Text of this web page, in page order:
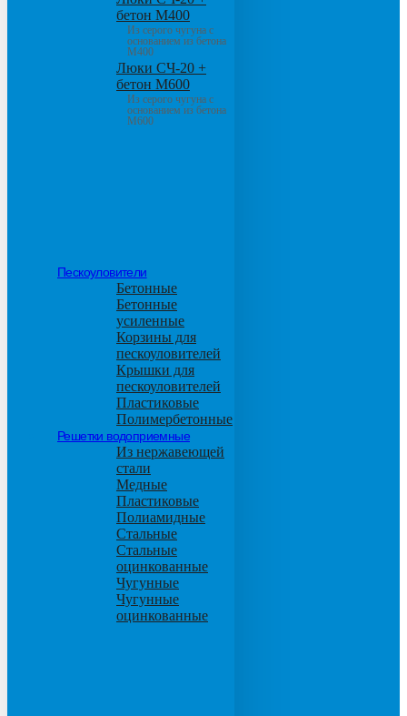
бетон М400
Из серого чугуна с
основанием из бетона
М400
Люки СЧ-20 +
бетон М600
Из серого чугуна с
основанием из бетона
М600
Пескоуловители
Бетонные
Бетонные
усиленные
Корзины для
пескоуловителей
Крышки для
пескоуловителей
Пластиковые
Полимербетонные
Решетки водоприемные
Из нержавеющей
стали
Медные
Пластиковые
Полиамидные
Стальные
Стальные
оцинкованные
Чугунные
Чугунные
оцинкованные